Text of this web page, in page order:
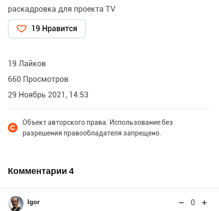
раскадровка для проекта TV
19 Нравится
19 Лайков
660 Просмотров
29 Ноябрь 2021, 14:53
Объект авторского права. Использование без
разрешения правообладателя запрещено.
Комментарии 4
Igor 0